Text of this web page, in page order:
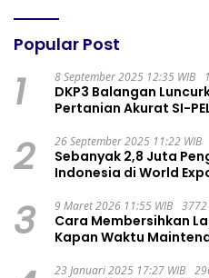
Popular Post
1 8 September 2025 12:35 WIB
DKP3 Balangan
Pertanian Akurat SI-
2 26 September 2025 11:22 WIB
Sebanyak 2,8 Juta
Indonesia di World
3 9 Maret 2026 11:55 WIB
Cara Membersihkan
Kapan Waktu
23 Januari 2025 17:27 WIB